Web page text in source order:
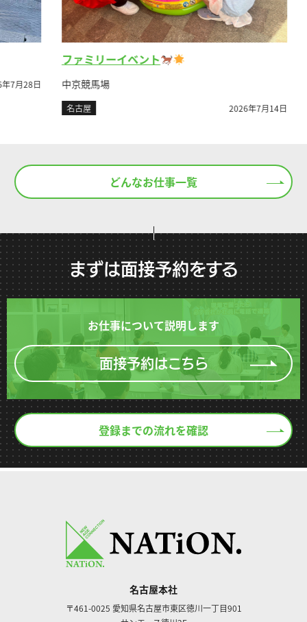
28日
ファミリーイベント
中京競馬場
名古屋 2026年7月14日
どんなお仕事一覧
まずは面接予約をする
お仕事について説明します
面接予約はこちら
登録までの流れを確認
名古屋本社
〒461-0025 愛知県名古屋市東区徳川一丁目901